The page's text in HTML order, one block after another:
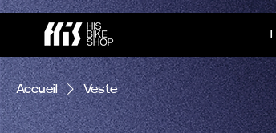
Accueil Veste